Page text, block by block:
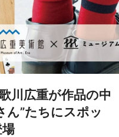
川広重が作品の中
ん”たちにスポッ